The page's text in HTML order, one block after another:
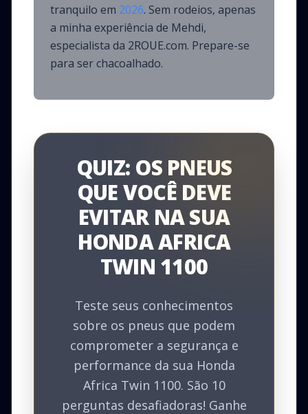
tranquilo em 2026. Sem rodeios, apenas
a minha experiência de Mehdi,
especialista da 2ROUE.com. Prepare-se
para ser chacoalhado.
QUIZ: OS PNEUS
QUE VOCÊ DEVE
EVITAR NA SUA
HONDA AFRICA
TWIN 1100
Teste seus conhecimentos
sobre os pneus que podem
comprometer a segurança e
performance da sua Honda
Africa Twin 1100. São 10
perguntas desafiadoras! Ganhe